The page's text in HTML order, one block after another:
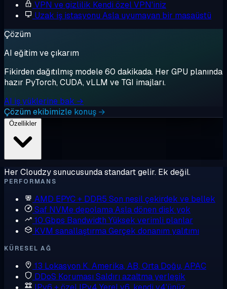
VPN ve gizlilik Kendi özel VPN'iniz
Uzak iş istasyonu Asla uyumayan bir masaüstü
Çözüm
AI eğitim ve çıkarım
Fikirden dağıtılmış modele 60 dakikada. Her GPU planında
hazır PyTorch, CUDA, vLLM ve TGI imajları.
AI iş yüklerine bak →
Çözüm ekibimizle konuş →
Özellikler
Her Cloudzy sunucusunda standart gelir. Ek değil.
PERFORMANS
AMD EPYC + DDR5 Son nesil çekirdek ve bellek
Saf NVMe depolamaAsla dönen disk yok
10 Gbps Bandwidth Yüksek verimli planlar
KVM sanallaştırmaGerçek donanım yalıtımı
KÜRESEL AĞ
13 Lokasyon K. Amerika, AB, Orta Doğu, APAC
DDoS Koruması Saldırı azaltma yerleşik